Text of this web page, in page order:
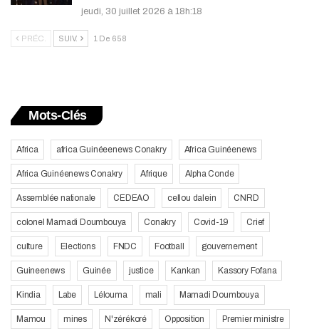
jeudi, 30 juillet 2026 à 18h:18
PRÉC. SUIV. 1 De 658
Mots-Clés
Africa africa Guinéeenews Conakry Africa Guinéenews
Africa Guinéenews Conakry Afrique Alpha Conde
Assemblée nationale CEDEAO cellou dalein CNRD
colonel Mamadi Doumbouya Conakry Covid-19 Crief
culture Elections FNDC Football gouvernement
Guineenews Guinée justice Kankan Kassory Fofana
Kindia Labe Lélouma mali Mamadi Doumbouya
Mamou mines N'zérékoré Opposition Premier ministre